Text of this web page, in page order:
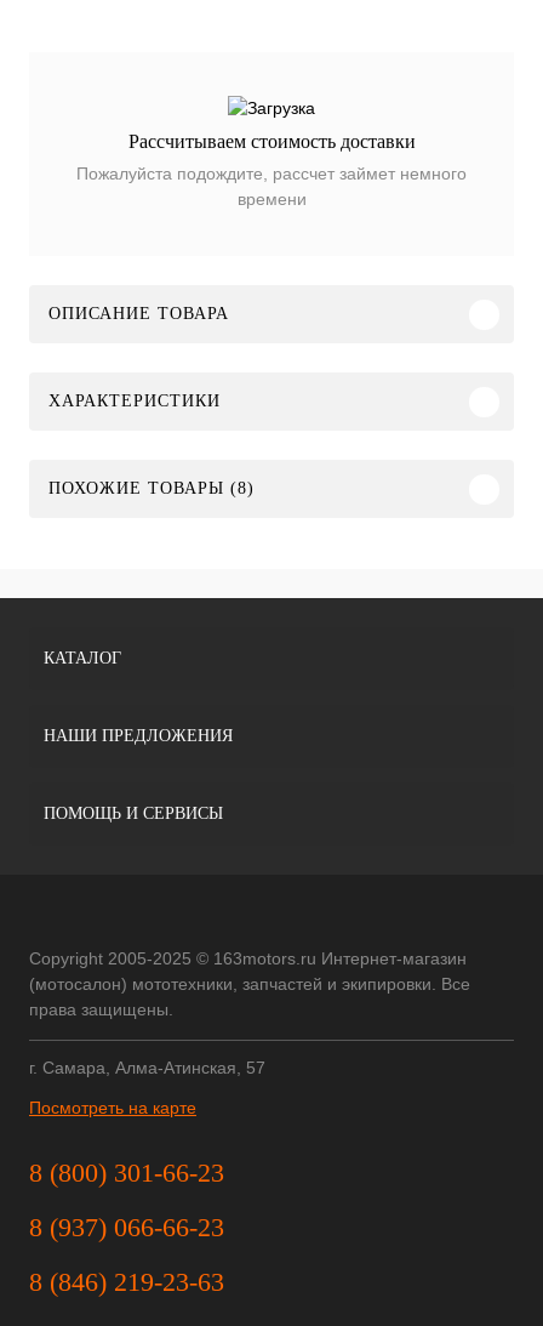
Рассчитываем стоимость доставки
Пожалуйста подождите, рассчет займет немного
времени
ОПИСАНИЕ ТОВАРА
ХАРАКТЕРИСТИКИ
ПОХОЖИЕ ТОВАРЫ (8)
КАТАЛОГ
НАШИ ПРЕДЛОЖЕНИЯ
ПОМОЩЬ И СЕРВИСЫ
Copyright 2005-2025 © 163motors.ru Интернет-магазин
(мотосалон) мототехники, запчастей и экипировки. Все
права защищены.
г. Самара, Алма-Атинская, 57
Посмотреть на карте
8 (800) 301-66-23
8 (937) 066-66-23
8 (846) 219-23-63